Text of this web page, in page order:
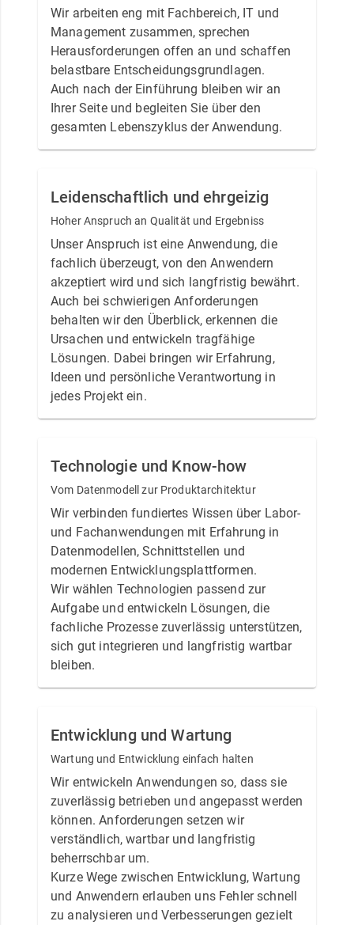
Wir arbeiten eng mit Fachbereich, IT und
Management zusammen, sprechen
Herausforderungen offen an und schaffen
belastbare Entscheidungsgrundlagen.
Auch nach der Einführung bleiben wir an
Ihrer Seite und begleiten Sie über den
gesamten Lebenszyklus der Anwendung.
Leidenschaftlich und ehrgeizig
Hoher Anspruch an Qualität und Ergebniss
Unser Anspruch ist eine Anwendung, die
fachlich überzeugt, von den Anwendern
akzeptiert wird und sich langfristig bewährt.
Auch bei schwierigen Anforderungen
behalten wir den Überblick, erkennen die
Ursachen und entwickeln tragfähige
Lösungen. Dabei bringen wir Erfahrung,
Ideen und persönliche Verantwortung in
jedes Projekt ein.
Technologie und Know-how
Vom Datenmodell zur Produktarchitektur
Wir verbinden fundiertes Wissen über Labor-
und Fachanwendungen mit Erfahrung in
Datenmodellen, Schnittstellen und
modernen Entwicklungsplattformen.
Wir wählen Technologien passend zur
Aufgabe und entwickeln Lösungen, die
fachliche Prozesse zuverlässig unterstützen,
sich gut integrieren und langfristig wartbar
bleiben.
Entwicklung und Wartung
Wartung und Entwicklung einfach halten
Wir entwickeln Anwendungen so, dass sie
zuverlässig betrieben und angepasst werden
können. Anforderungen setzen wir
verständlich, wartbar und langfristig
beherrschbar um.
Kurze Wege zwischen Entwicklung, Wartung
und Anwendern erlauben uns Fehler schnell
zu analysieren und Verbesserungen gezielt